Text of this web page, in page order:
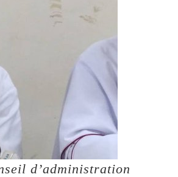
d’administration